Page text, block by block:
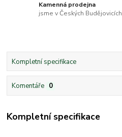
Kamenná prodejna
jsme v Českých Budějovicích
Kompletní specifikace
Komentáře 0
Kompletní specifikace